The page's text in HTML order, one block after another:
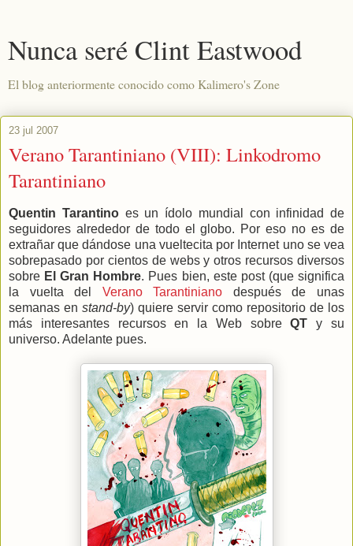
Nunca seré Clint Eastwood
El blog anteriormente conocido como Kalimero's Zone
23 jul 2007
Verano Tarantiniano (VIII): Linkodromo
Tarantiniano
Quentin Tarantinoes un ídolo mundial con infinidad de
seguidores alrededor de todo el globo. Por eso no es de
extrañar que dándose una vueltecita por Internet uno se vea
sobrepasado por cientos de webs y otros recursos diversos
sobre El Gran Hombre. Pues bien, este post (que significa
la vuelta del Verano Tarantiniano después de unas
semanas en stand-by) quiere servir como repositorio de los
más interesantes recursos en la Web sobreQT y su
universo. Adelante pues.